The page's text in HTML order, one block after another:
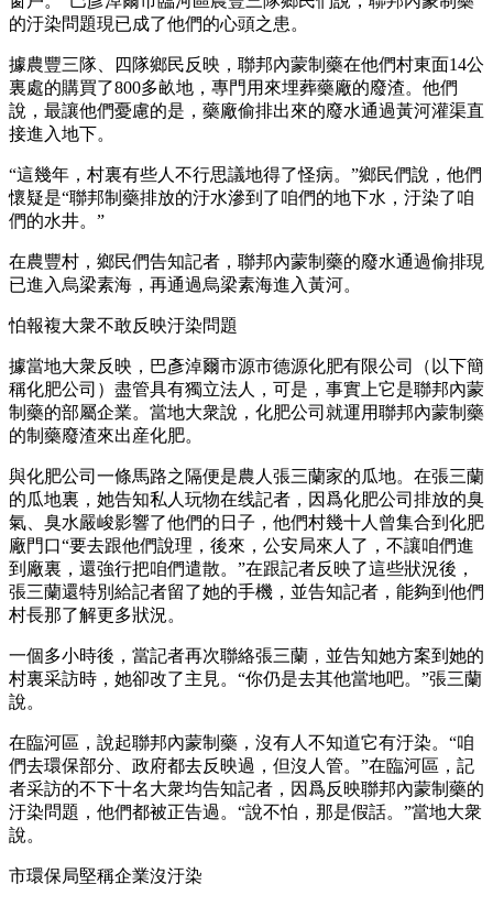
的汙染問題現已成了他們的心頭之患。
據農豐三隊、四隊鄉民反映，聯邦內蒙制藥在他們村東面14公
裏處的購買了800多畝地，專門用來埋葬藥廠的廢渣。他們
說，最讓他們憂慮的是，藥廠偷排出來的廢水通過黃河灌渠直
接進入地下。
“這幾年，村裏有些人不行思議地得了怪病。”鄉民們說，他們
懷疑是“聯邦制藥排放的汙水滲到了咱們的地下水，汙染了咱
們的水井。”
在農豐村，鄉民們告知記者，聯邦內蒙制藥的廢水通過偷排現
已進入烏梁素海，再通過烏梁素海進入黃河。
怕報複大衆不敢反映汙染問題
據當地大衆反映，巴彥淖爾市源市德源化肥有限公司（以下簡
稱化肥公司）盡管具有獨立法人，可是，事實上它是聯邦內蒙
制藥的部屬企業。當地大衆說，化肥公司就運用聯邦內蒙制藥
的制藥廢渣來出産化肥。
與化肥公司一條馬路之隔便是農人張三蘭家的瓜地。在張三蘭
的瓜地裏，她告知私人玩物在线記者，因爲化肥公司排放的臭
氣、臭水嚴峻影響了他們的日子，他們村幾十人曾集合到化肥
廠門口“要去跟他們說理，後來，公安局來人了，不讓咱們進
到廠裏，還強行把咱們遣散。”在跟記者反映了這些狀況後，
張三蘭還特別給記者留了她的手機，並告知記者，能夠到他們
村長那了解更多狀況。
一個多小時後，當記者再次聯絡張三蘭，並告知她方案到她的
村裏采訪時，她卻改了主見。“你仍是去其他當地吧。”張三蘭
說。
在臨河區，說起聯邦內蒙制藥，沒有人不知道它有汙染。“咱
們去環保部分、政府都去反映過，但沒人管。”在臨河區，記
者采訪的不下十名大衆均告知記者，因爲反映聯邦內蒙制藥的
汙染問題，他們都被正告過。“說不怕，那是假話。”當地大衆
說。
市環保局堅稱企業沒汙染